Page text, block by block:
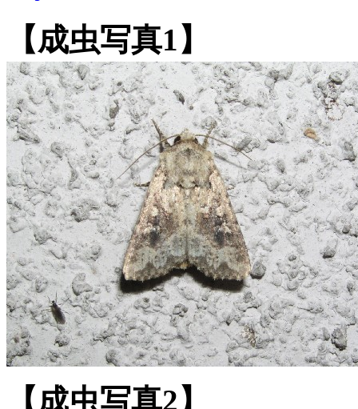
【成虫写真1】
【成虫写真2】